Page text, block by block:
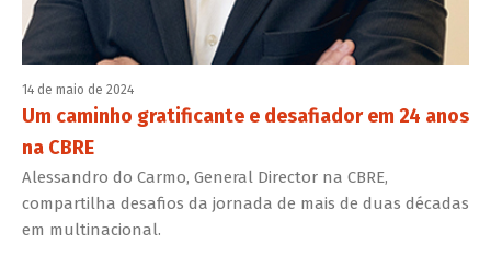
14 de maio de 2024
Um caminho gratificante e desafiador em 24 anos
na CBRE
Alessandro do Carmo, General Director na CBRE,
compartilha desafios da jornada de mais de duas décadas
em multinacional.